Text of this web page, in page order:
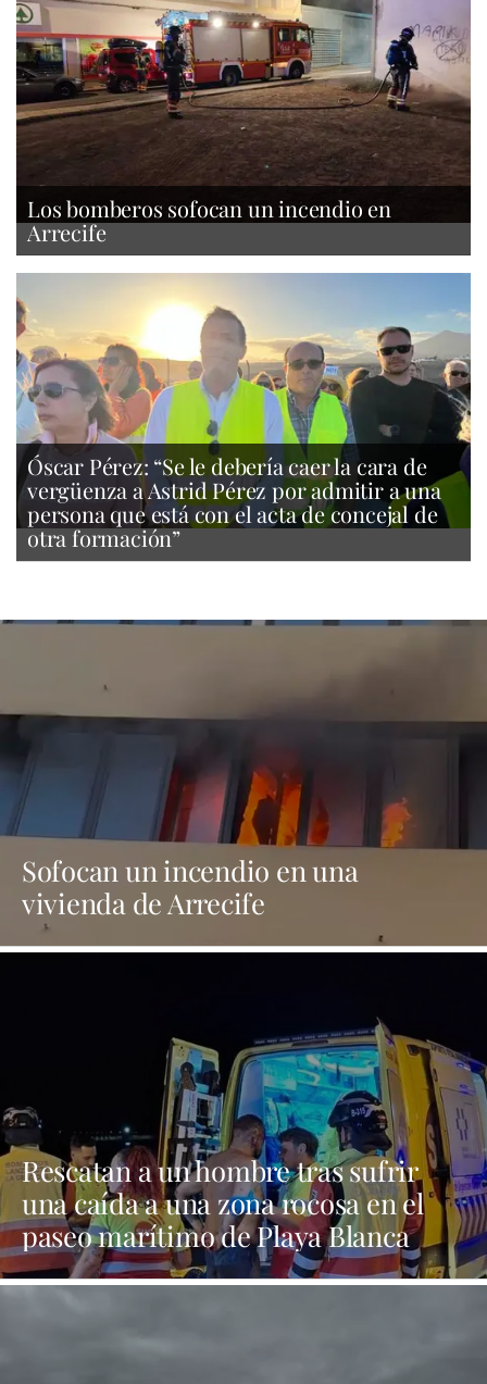
Los bomberos sofocan un incendio en
Arrecife
Óscar Pérez: “Se le debería caer la cara de
vergüenza a Astrid Pérez por admitir a una
persona que está con el acta de concejal de
otra formación”
Sofocan un incendio en una
vivienda de Arrecife
Rescatan a un hombre tras sufrir
una caída a una zona rocosa en el
paseo marítimo de Playa Blanca